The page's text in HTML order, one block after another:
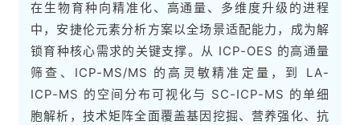
在生物育种向精准化、高通量、多维度升级的进程
中，安捷伦元素分析方案以全场景适配能力，成为解
锁育种核心需求的关键支撑。从 ICP-OES 的高通量
筛查、ICP-MS/MS 的高灵敏精准定量，到 LA-
ICP-MS 的空间分布可视化与 SC-ICP-MS 的单细
胞解析，技术矩阵全面覆盖基因挖掘、营养强化、抗